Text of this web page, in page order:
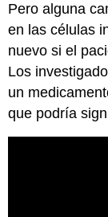
Pero alguna
en las células
nuevo si el
Los
un
que podría